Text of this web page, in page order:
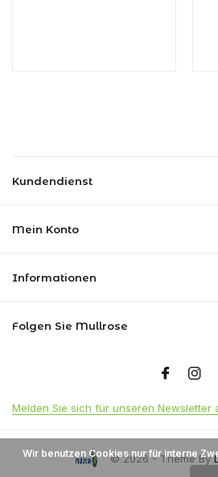
Kundendienst
Mein Konto
Informationen
Folgen Sie Mullrose
Melden Sie sich für unseren Newsletter
© 2026 - Theme By
Wir benutzen Cookies nur für interne